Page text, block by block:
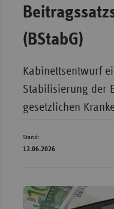
(BStabG)
Kabinettsentwurf
Stabilisierung der
gesetzlichen
Stand:
12.06.2026